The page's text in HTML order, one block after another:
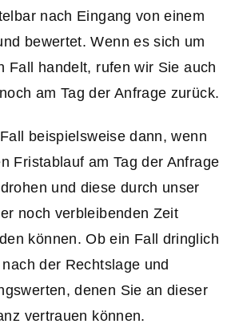
nach Eingang von einem
bewertet. Wenn es sich um
Fall handelt, rufen wir Sie auch
am Tag der Anfrage zurück.
beispielsweise dann, wenn
Fristablauf am Tag der Anfrage
und diese durch unser
noch verbleibenden Zeit
können. Ob ein Fall dringlich
der Rechtslage und
denen Sie an dieser
vertrauen können.